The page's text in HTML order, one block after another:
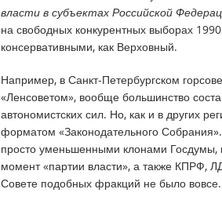
власти в субъектах Российской
на свободных конкурентных выборах
консервативными, как Верховный.
Например, в Санкт-Петербургском
«Ленсоветом», вообще большинство
автономистских сил. Но, как и в других
форматом «Законодательного
просто уменьшенными клонами Госдумы,
момент «партии власти», а также КПРФ,
Совете подобных фракций не было вовсе.